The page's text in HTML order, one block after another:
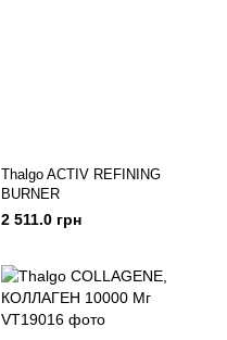
Thalgo ACTIV REFINING
BURNER
2 511.0 грн